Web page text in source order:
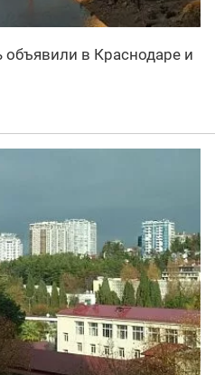
в Краснодаре и